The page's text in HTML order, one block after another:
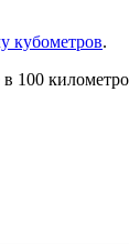
кубометров.
в 100